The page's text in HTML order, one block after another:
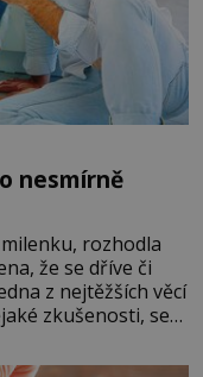
nesmírně
rozhodla
že se dříve či
z nejtěžších věcí
zkušenosti, se
pořídil milenku,